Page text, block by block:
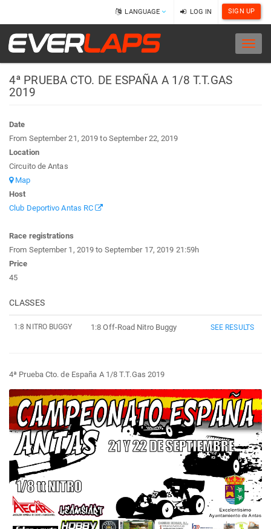
LANGUAGE LOG IN SIGN UP
Toggle
4ª PRUEBA CTO. DE ESPAÑA A 1/8 T.T.GAS
2019
Date
From September 21, 2019 to September 22, 2019
Location
Circuito de Antas
Map
Host
Club Deportivo Antas RC
Race registrations
From September 1, 2019 to September 17, 2019 21:59h
Price
45
CLASSES
1:8 NITRO BUGGY 1:8 Off-Road Nitro Buggy SEE RESULTS
4ª Prueba Cto. de España A 1/8 T.T.Gas 2019